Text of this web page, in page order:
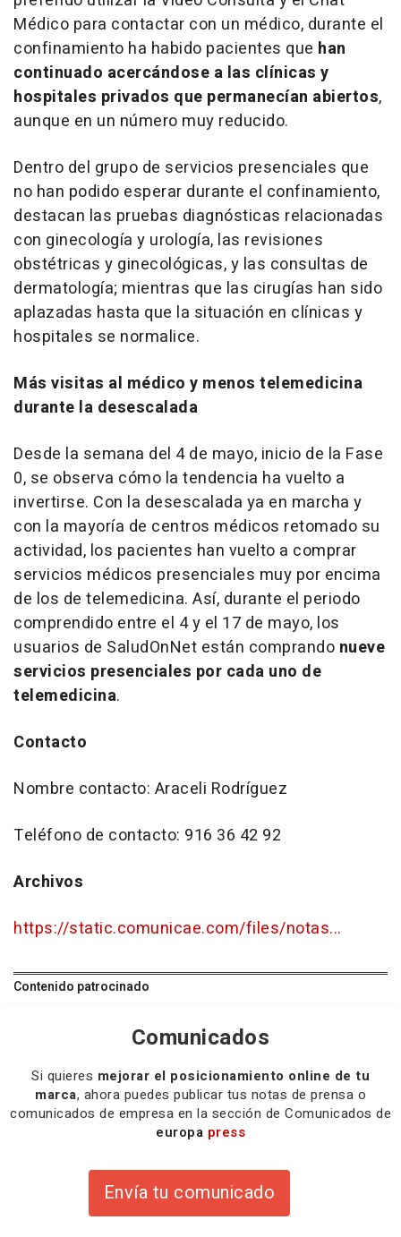
Médico para contactar con un médico, durante el
confinamiento ha habido pacientes que han
continuado acercándose a las clínicas y
hospitales privados que permanecían abiertos,
aunque en un número muy reducido.
Dentro del grupo de servicios presenciales que
no han podido esperar durante el confinamiento,
destacan las pruebas diagnósticas relacionadas
con ginecología y urología, las revisiones
obstétricas y ginecológicas, y las consultas de
dermatología; mientras que las cirugías han sido
aplazadas hasta que la situación en clínicas y
hospitales se normalice.
Más visitas al médico y menos telemedicina
durante la desescalada
Desde la semana del 4 de mayo, inicio de la Fase
0, se observa cómo la tendencia ha vuelto a
invertirse. Con la desescalada ya en marcha y
con la mayoría de centros médicos retomado su
actividad, los pacientes han vuelto a comprar
servicios médicos presenciales muy por encima
de los de telemedicina. Así, durante el periodo
comprendido entre el 4 y el 17 de mayo, los
usuarios de SaludOnNet están comprando nueve
servicios presenciales por cada uno de
telemedicina.
Contacto
Nombre contacto: Araceli Rodríguez
Teléfono de contacto: 916 36 42 92
Archivos
https://static.comunicae.com/files/notas...
Contenido patrocinado
Comunicados
Si quieres mejorar el posicionamiento online de tu
marca, ahora puedes publicar tus notas de prensa o
comunicados de empresa en la sección de Comunicados de
europa press
Envía tu comunicado